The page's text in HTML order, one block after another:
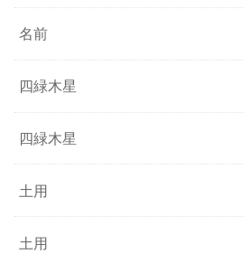
名前
四緑木星
四緑木星
土用
土用